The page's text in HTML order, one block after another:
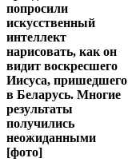
попросили
искусственный
интеллект
нарисовать, как он
видит воскресшего
Иисуса, пришедшего
в Беларусь. Многие
результаты
получились
неожиданными
[фото]